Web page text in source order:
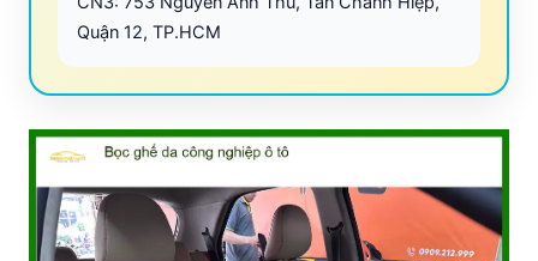
Quận 12, TP.HCM